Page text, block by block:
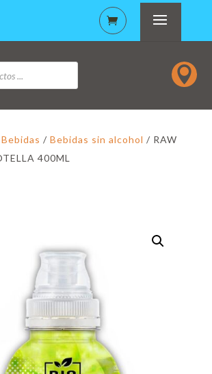

Bebidas /Bebidas sin alcohol / RAW
400ML